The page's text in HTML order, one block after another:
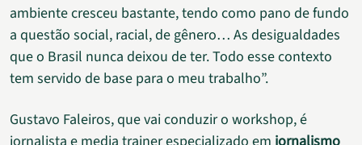
ambiente cresceu bastante, tendo como pano de fundo
a questão social, racial, de gênero… As desigualdades
que o Brasil nunca deixou de ter. Todo esse contexto
tem servido de base para o meu trabalho”.
Gustavo Faleiros, que vai conduzir o workshop, é